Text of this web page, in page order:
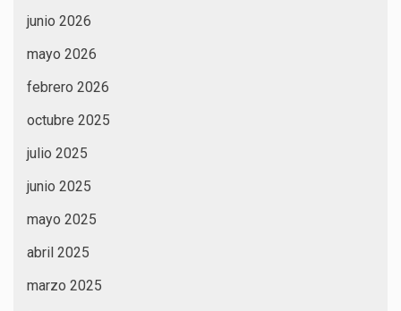
junio 2026
mayo 2026
febrero 2026
octubre 2025
julio 2025
junio 2025
mayo 2025
abril 2025
marzo 2025